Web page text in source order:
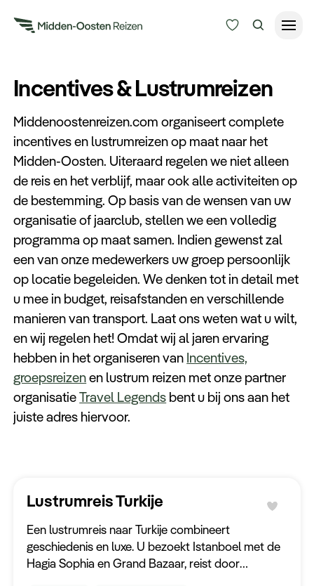
Type Reizen
Inspiratie
Meer
Budget
Zoeken
Incentives & Lustrumreizen
Middenoostenreizen.com organiseert complete
incentives en lustrumreizen op maat naar het
Midden-Oosten. Uiteraard regelen we niet alleen
de reis en het verblijf, maar ook alle activiteiten op
de bestemming. Op basis van de wensen van uw
organisatie of jaarclub, stellen we een volledig
programma op maat samen. Indien gewenst zal
een van onze medewerkers uw groep persoonlijk
op locatie begeleiden. We denken tot in detail met
u mee in budget, reisafstanden en verschillende
manieren van transport. Laat ons weten wat u wilt,
en wij regelen het! Omdat wij al jaren ervaring
hebben in het organiseren van Incentives,
groepsreizenen lustrum reizen met onze partner
organisatieTravel Legends bent u bij ons aan het
juiste adres hiervoor.
Lustrumreis Turkije
Een lustrumreis naar Turkije combineert
geschiedenis en luxe. U bezoekt Istanboel met de
Hagia Sophia en Grand Bazaar, reist door